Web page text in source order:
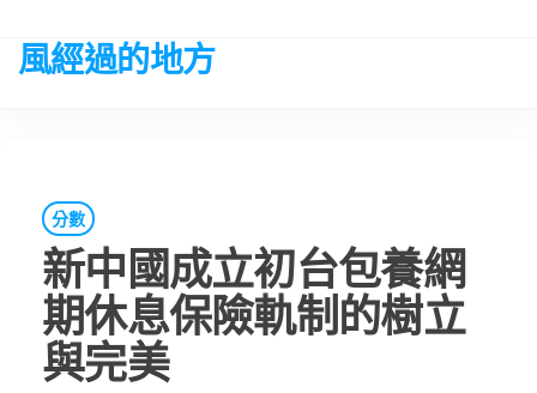
the
風經過的地方
分數
新中國成立初台包養網
期休息保險軌制的樹立
與完美